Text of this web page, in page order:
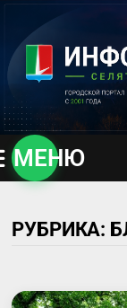
содержимому
МЕНЮ
РУБРИКА: